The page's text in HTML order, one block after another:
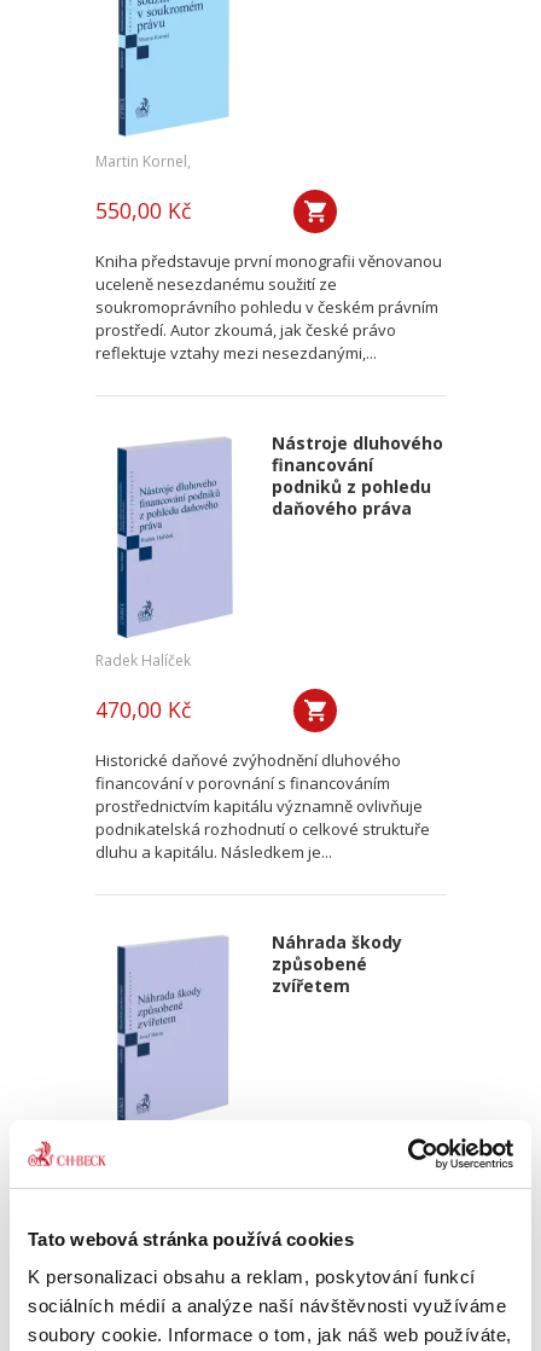
Tato webová stránka používá cookies
K personalizaci obsahu a reklam, poskytování funkcí
sociálních médií a analýze naší návštěvnosti využíváme
soubory cookie. Informace o tom, jak náš web používáte,
Martin Kornel,
550,00 Kč
Kniha představuje první monografii věnovanou
uceleně nesezdanému soužití ze
soukromoprávního pohledu v českém právním
prostředí. Autor zkoumá, jak české právo
reflektuje vztahy mezi nesezdanými,...
Nástroje dluhového
financování
podniků z pohledu
daňového práva
Radek Halíček
470,00 Kč
Historické daňové zvýhodnění dluhového
financování v porovnání s financováním
prostřednictvím kapitálu významně ovlivňuje
podnikatelská rozhodnutí o celkové struktuře
dluhu a kapitálu. Následkem je...
Náhrada škody
způsobené
zvířetem
Josef Bártů
povinnosti nahradit újmu způsobenou zvířetem
podle § 2933 až 2935 ObčZ. Nejde ale pouze o
ryzí teorii, v knize čtenář nalezne srozumitelná